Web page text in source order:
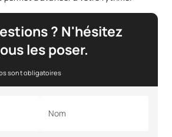
? N'hésitez
les poser.
sont obligatoires
Nom